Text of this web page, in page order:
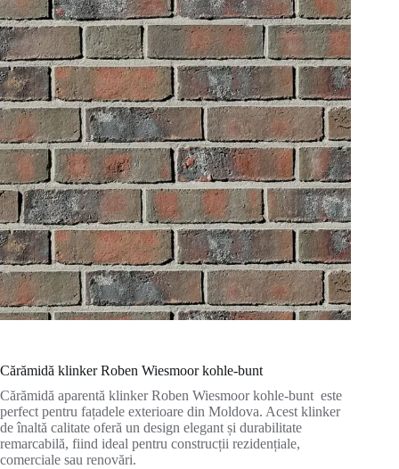
Cărămidă klinker Roben Wiesmoor kohle-bunt
Cărămidă aparentă klinker Roben Wiesmoor kohle-bunt este
perfect pentru fațadele exterioare din Moldova. Acest klinker
de înaltă calitate oferă un design elegant și durabilitate
remarcabilă, fiind ideal pentru construcții rezidențiale,
comerciale sau renovări.